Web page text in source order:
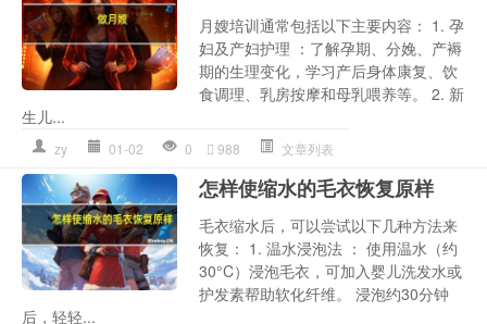
月嫂培训通常包括以下主要内容： 1. 孕
妇及产妇护理 ：了解孕期、分娩、产褥
期的生理变化，学习产后身体康复、饮
食调理、乳房按摩和母乳喂养等。 2. 新
生儿...
zy 01-02 0 988 文章列表
怎样使缩水的毛衣恢复原样
毛衣缩水后，可以尝试以下几种方法来
恢复： 1. 温水浸泡法 ： 使用温水（约
30°C）浸泡毛衣，可加入婴儿洗发水或
护发素帮助软化纤维。 浸泡约30分钟
后，轻轻...